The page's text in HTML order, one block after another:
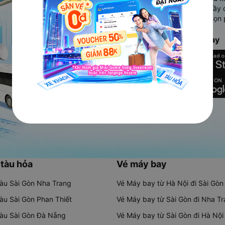
Ứng dụng hiển thị thông tin
người dùng so sánh và lựa
chóng và phù hợp nhất.
Tải ứng dụng Vexere ngay
hỏa
Sài Gòn Nha Trang
Sài Gòn Phan Thiết
Sài Gòn Đà Nẵng
Vé máy bay
Vé Máy bay từ Hà Nội đi Sài Gòn
Vé Máy bay từ Sài Gòn đi Nha
Vé Máy bay từ Sài Gòn đi Hà Nội